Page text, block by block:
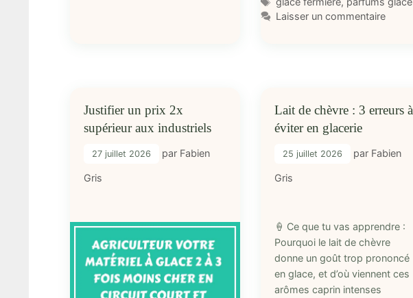
Laisser un commentaire
Justifier un prix 2x
supérieur aux industriels
27 juillet 2026 par Fabien
Gris
Lait de chèvre : 3 erreurs à
éviter en glacerie
25 juillet 2026 par Fabien
Gris
🍦 Ce que tu vas apprendre :
Pourquoi le lait de chèvre
donne un goût trop prononcé
en glace, et d’où viennent ces
arômes caprin intenses